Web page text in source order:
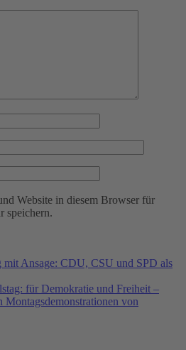
Website in diesem Browser für
speichern.
mit Ansage: CDU, CSU und SPD als
für Demokratie und Freiheit –
Montagsdemonstrationen von